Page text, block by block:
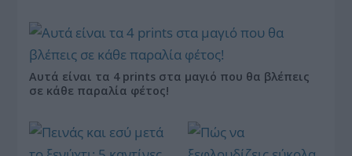
Αυτά είναι τα 4 prints στα μαγιό που θα βλέπεις
σε κάθε παραλία φέτος!